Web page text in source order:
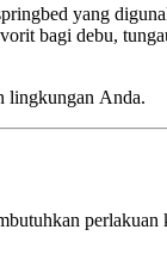
yang
bagi debu,
lingkungan Anda.